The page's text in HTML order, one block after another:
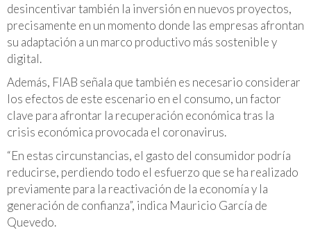
desincentivar también la inversión en nuevos proyectos,
precisamente en un momento donde las empresas afrontan
su adaptación a un marco productivo más sostenible y
digital.
Además, FIAB señala que también es necesario considerar
los efectos de este escenario en el consumo, un factor
clave para afrontar la recuperación económica tras la
crisis económica provocada el coronavirus.
“En estas circunstancias, el gasto del consumidor podría
reducirse, perdiendo todo el esfuerzo que se ha realizado
previamente para la reactivación de la economía y la
generación de confianza”, indica Mauricio García de
Quevedo.